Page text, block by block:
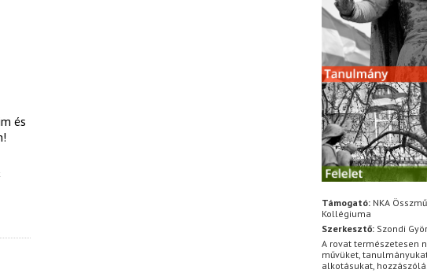
és
Támogató: NKA
Kollégiuma
Szerkesztő: Szondi
A rovat természetesen
művüket,
alkotásukat,